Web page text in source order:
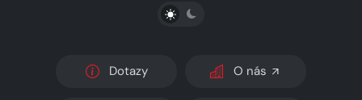
PŘEPNOUT SVĚTLÝ/TMAVÝ REŽIM
Dotazy O nás